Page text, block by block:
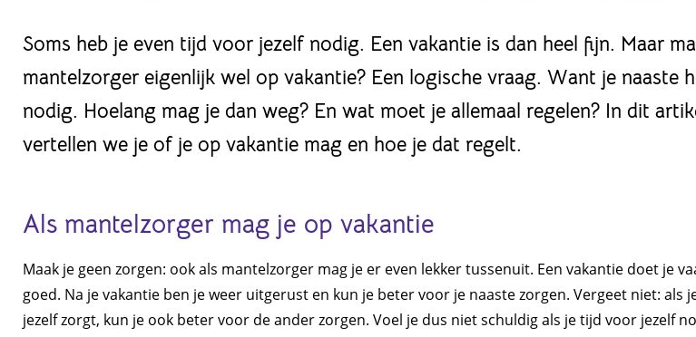
Soms heb je even tijd voor jezelf nodig. Een vakantie is dan heel fijn. Maar
mantelzorger eigenlijk wel op vakantie? Een logische vraag. Want je naaste
nodig. Hoelang mag je dan weg? En wat moet je allemaal regelen? In dit
vertellen we je of je op vakantie mag en hoe je dat regelt.
Als mantelzorger mag je op vakantie
Maak je geen zorgen: ook als mantelzorger mag je er even lekker tussenuit. Een vakantie doet je
goed. Na je vakantie ben je weer uitgerust en kun je beter voor je naaste zorgen. Vergeet niet: als
jezelf zorgt, kun je ook beter voor de ander zorgen. Voel je dus niet schuldig als je tijd voor jezelf